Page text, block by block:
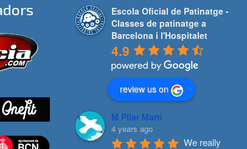
Escola Oficial de Patinatge -
Classes de patinatge a
Barcelona i l'Hospitalet
4.9
review us on
M Pilar Marti
4 years ago
We really